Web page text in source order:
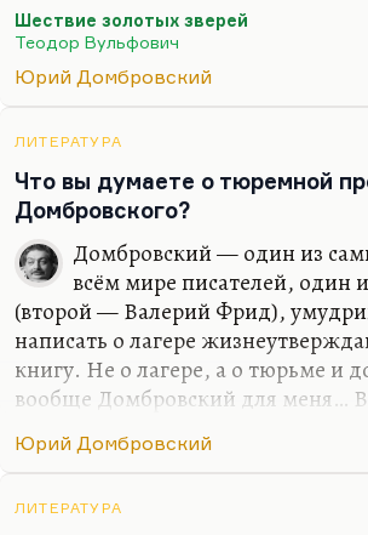
До сих пор помню, что там речь
похищении скифского золота или
этого. Это такой детектив, при
Но, видите ли, у Домбровского
советского заработка. Одна —
его очерки о художниках, по
атинских. Вторая — печатали его
иностранной прессы, где он
популяризовать как-то… Ну,…
Шествие золотых зверей
Теодор Вульфович
Юрий Домбровский
ЛИТЕРАТУРА
Что вы думаете о тюремной
Домбровского?
Домбровский — один из
всём мире писателей, один
(второй — Валерий Фрид),
написать о лагере
книгу. Не о лагере, а о тюрьме и
вообще Домбровский для меня…
Шаламове. Это потому, что он о
стихотворений. Проза его — это
Юрий Домбровский
ЛИТЕРАТУРА